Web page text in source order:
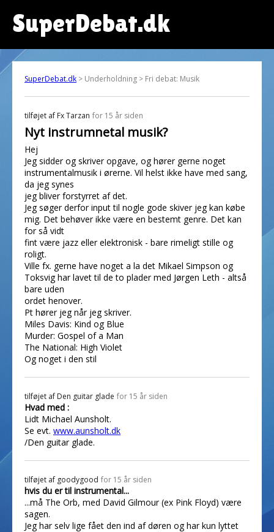
SuperDebat.dk
SuperDebat.dk > Underholdning > Fri debat: Musik
tilføjet af Fx Tarzan for 15 år siden
Nyt instrumnetal musik?
Hej
Jeg sidder og skriver opgave, og hører gerne noget
instrumentalmusik i ørerne. Vil helst ikke have med sang,
da jeg synes
jeg bliver forstyrret af det.
Jeg søger derfor input til nogle gode skiver jeg kan købe
mig. Det behøver ikke være en bestemt genre. Det kan
for så vidt
fint være jazz eller elektronisk - bare rimeligt stille og
roligt.
Ville fx. gerne have noget a la det Mikael Simpson og
Toksvig har lavet til de to plader med Jørgen Leth - altså
bare uden
ordet henover.
Pt hører jeg når jeg skriver.
Miles Davis: Kind og Blue
Murder: Gospel of a Man
The National: High Violet
Og noget i den stil
tilføjet af Den guitar glade for 15 år siden
Hvad med :
Lidt Michael Aunsholt.
Se evt. www.aunsholt.dk
/Den guitar glade.
tilføjet af goodygood for 15 år siden
hvis du er til instrumental...
...må The Orb, med David Gilmour (ex Pink Floyd) være
sagen.
Jeg har selv lige fået den ind af døren og har kun lyttet